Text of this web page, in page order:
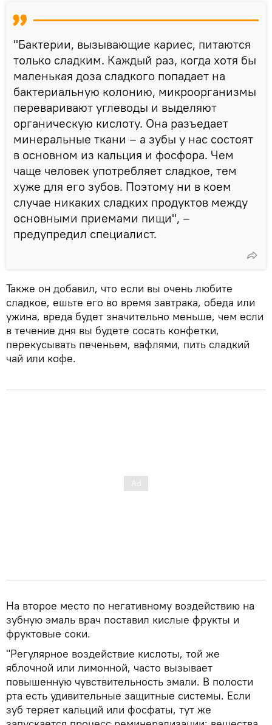
"Бактерии, вызывающие кариес, питаются
только сладким. Каждый раз, когда хотя бы
маленькая доза сладкого попадает на
бактериальную колонию, микроорганизмы
переваривают углеводы и выделяют
органическую кислоту. Она разъедает
минеральные ткани – а зубы у нас состоят
в основном из кальция и фосфора. Чем
чаще человек употребляет сладкое, тем
хуже для его зубов. Поэтому ни в коем
случае никаких сладких продуктов между
основными приемами пищи", –
предупредил специалист.
Также он добавил, что если вы очень любите
сладкое, ешьте его во время завтрака, обеда или
ужина, вреда будет значительно меньше, чем если
в течение дня вы будете сосать конфетки,
перекусывать печеньем, вафлями, пить сладкий
чай или кофе.
На второе место по негативному воздействию на
зубную эмаль врач поставил кислые фрукты и
фруктовые соки.
"Регулярное воздействие кислоты, той же
яблочной или лимонной, часто вызывает
повышенную чувствительность эмали. В полости
рта есть удивительные защитные системы. Если
зуб теряет кальций или фосфаты, тут же